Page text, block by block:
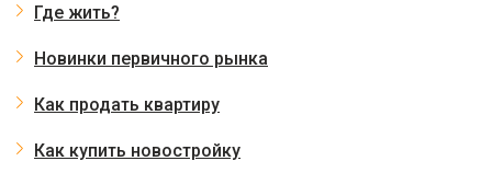
Где жить?
Новинки первичного рынка
Как продать квартиру
Как купить новостройку